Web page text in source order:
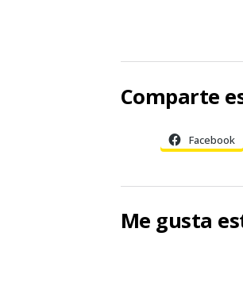
Comparte
Facebook
Me gusta